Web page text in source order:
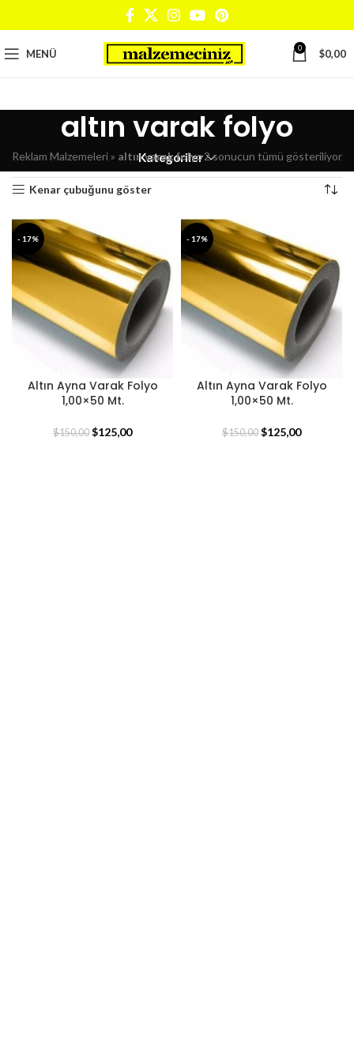
MENÜ 0 $0,00
altın varak folyo
Kategoriler
Reklam Malzemeleri » altın varak folyo2 sonucun tümü gösteriliyor
Kenar çubuğunu göster
- 17%
Altın Ayna Varak Folyo
1,00×50 Mt.
$150,00 $125,00
- 17%
Altın Ayna Varak Folyo
1,00×50 Mt.
$150,00 $125,00